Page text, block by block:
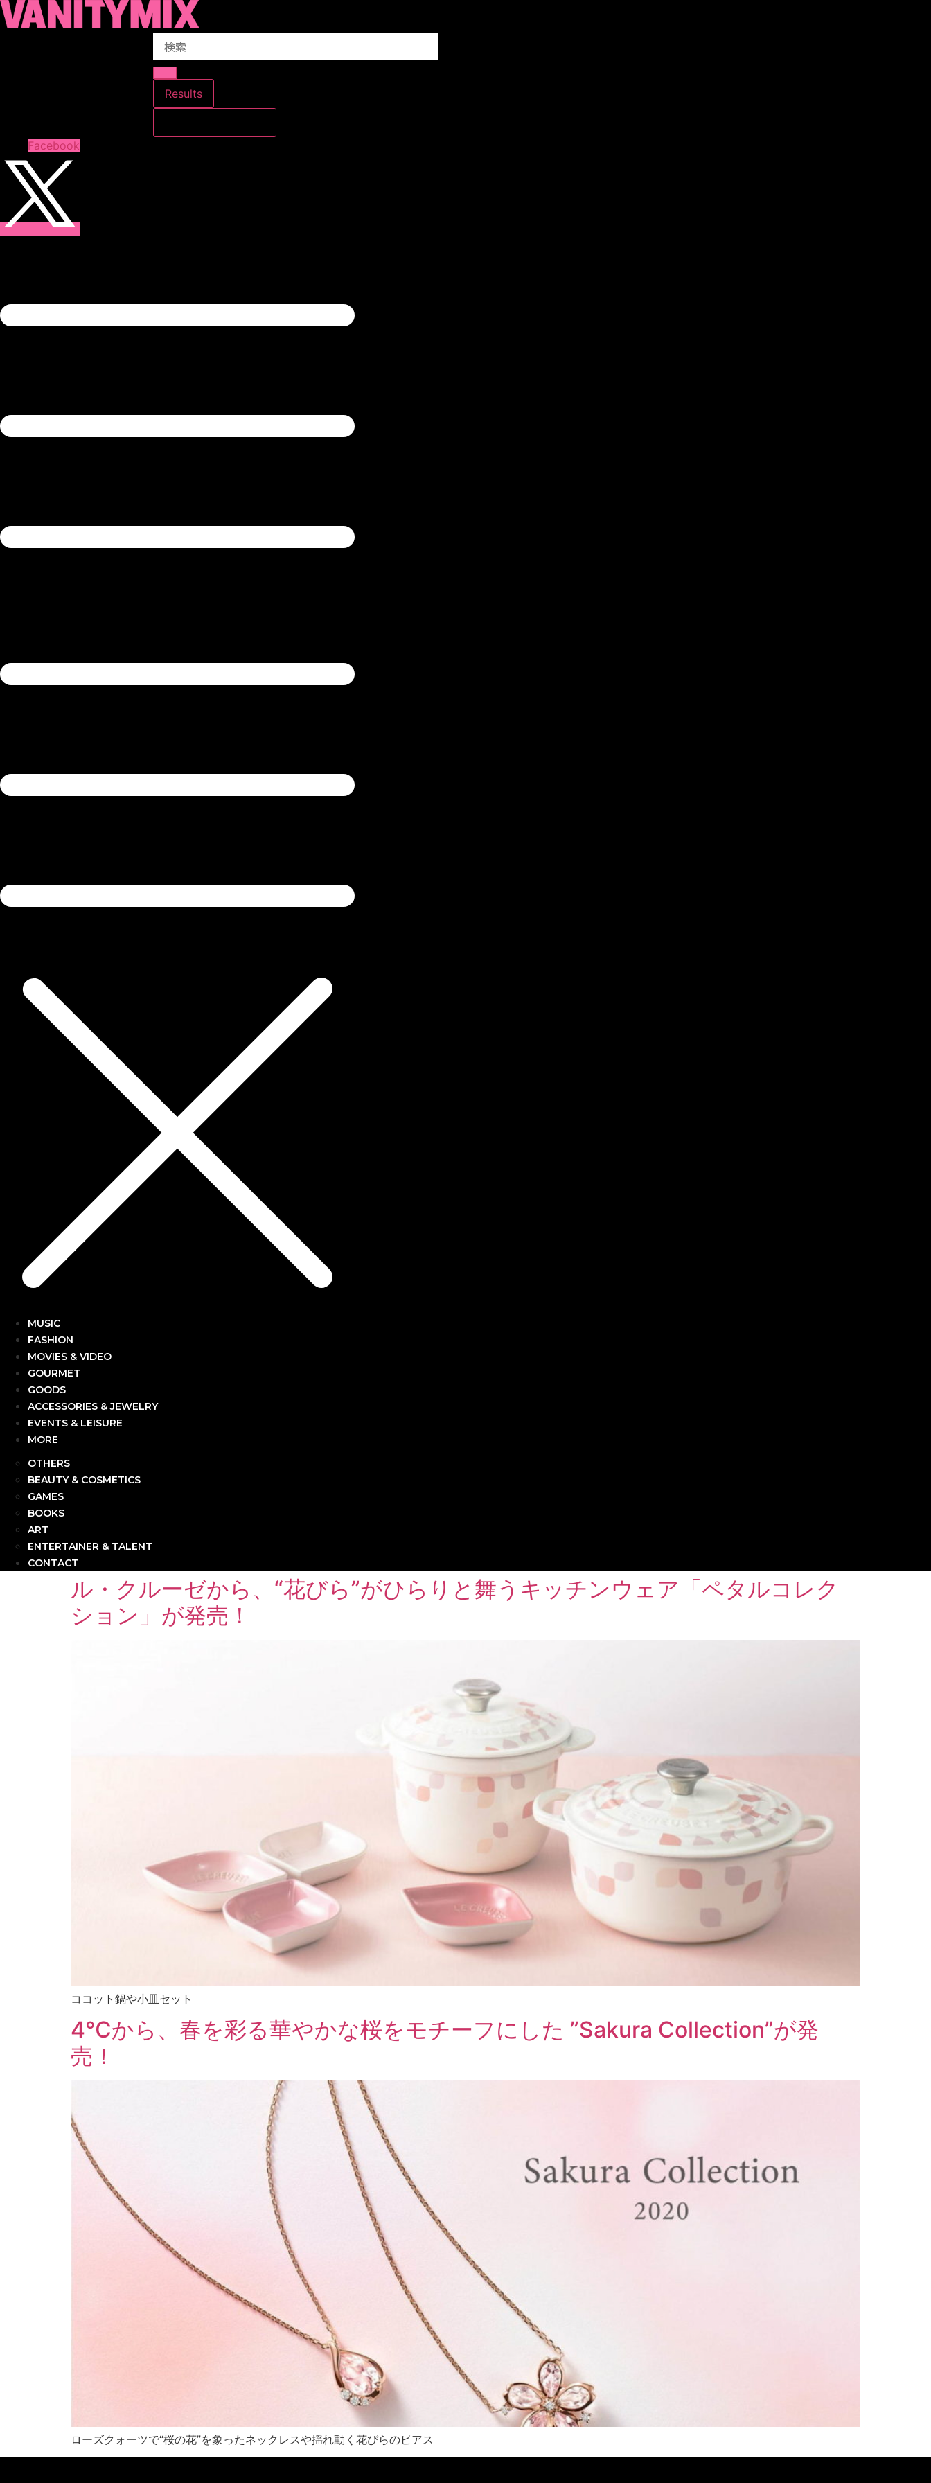
コ
ン
プ
Search
Results
Facebook
MUSIC
FASHION
MOVIES & VIDEO
GOURMET
GOODS
ACCESSORIES & JEWELRY
EVENTS & LEISURE
MORE
OTHERS
BEAUTY & COSMETICS
GAMES
BOOKS
ART
ENTERTAINER & TALENT
CONTACT
ル・クルーゼから、“花びら”がひらりと舞うキッチンウェア「ペタルコレク
ション」が発売！
ココット鍋や小皿セット
4℃から、春を彩る華やかな桜をモチーフにした ”Sakura Collection”が発
売！
ローズクォーツで“桜の花”を象ったネックレスや揺れ動く花びらのピアス